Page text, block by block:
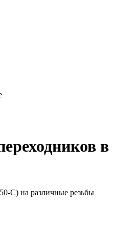
в
C) на различные резьбы